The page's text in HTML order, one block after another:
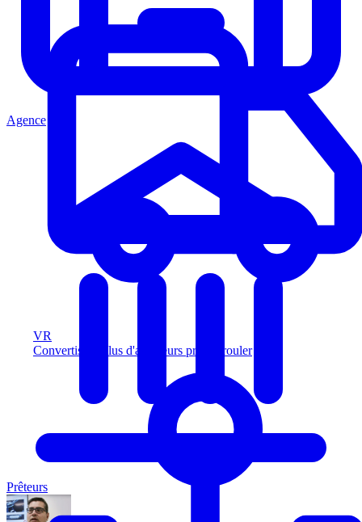
VR
Convertissez plus d'acheteurs prêts à rouler
Agence
Prêteurs